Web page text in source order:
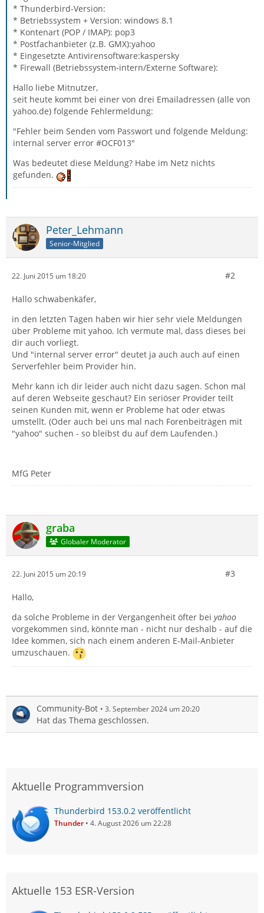
* Thunderbird-Version:
* Betriebssystem + Version: windows 8.1
* Kontenart (POP / IMAP): pop3
* Postfachanbieter (z.B. GMX):yahoo
* Eingesetzte Antivirensoftware:kaspersky
* Firewall (Betriebssystem-intern/Externe Software):
Hallo liebe Mitnutzer,
seit heute kommt bei einer von drei Emailadressen (alle von
yahoo.de) folgende Fehlermeldung:
"Fehler beim Senden vom Passwort und folgende Meldung:
internal server error #OCF013"
Was bedeutet diese Meldung? Habe im Netz nichts
gefunden.
Peter_Lehmann
Senior-Mitglied
22. Juni 2015 um 18:20 #2
Hallo schwabenkäfer,
in den letzten Tagen haben wir hier sehr viele Meldungen
über Probleme mit yahoo. Ich vermute mal, dass dieses bei
dir auch vorliegt.
Und "internal server error" deutet ja auch auch auf einen
Serverfehler beim Provider hin.
Mehr kann ich dir leider auch nicht dazu sagen. Schon mal
auf deren Webseite geschaut? Ein seriöser Provider teilt
seinen Kunden mit, wenn er Probleme hat oder etwas
umstellt. (Oder auch bei uns mal nach Forenbeiträgen mit
"yahoo" suchen - so bleibst du auf dem Laufenden.)
MfG Peter
graba
Globaler Moderator
22. Juni 2015 um 20:19 #3
Hallo,
da solche Probleme in der Vergangenheit öfter bei yahoo
vorgekommen sind, könnte man - nicht nur deshalb - auf die
Idee kommen, sich nach einem anderen E-Mail-Anbieter
umzuschauen.
Community-Bot 3. September 2024 um 20:20
Hat das Thema geschlossen.
Aktuelle Programmversion
Thunderbird 153.0.2 veröffentlicht
Thunder 4. August 2026 um 22:28
Aktuelle 153 ESR-Version